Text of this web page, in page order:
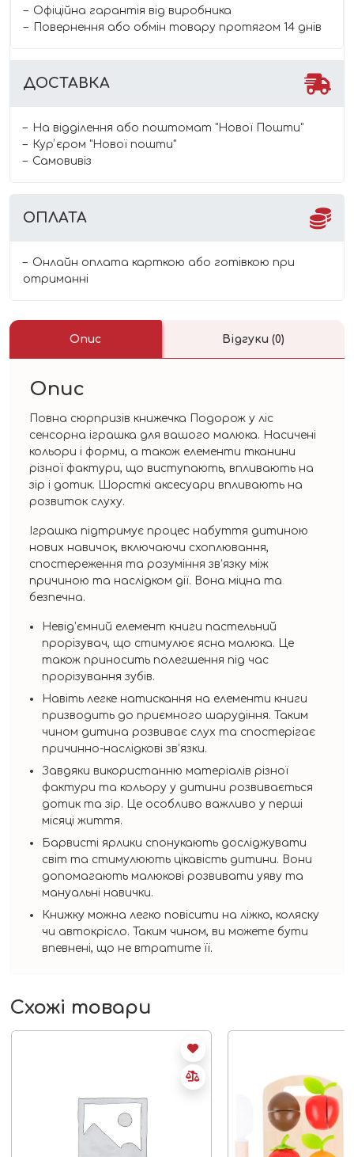
Офіційна гарантія від виробника
Повернення або обмін товару протягом 14 днів
ДОСТАВКА
На відділення або поштомат "Нової Пошти"
Курʼєром "Нової пошти"
Самовивіз
ОПЛАТА
Онлайн оплата карткою або готівкою при
отриманні
Опис Відгуки (0)
Опис
Повна сюрпризів книжечка Подорож у ліс
сенсорна іграшка для вашого малюка. Насичені
кольори і форми, а також елементи тканини
різної фактури, що виступають, впливають на
зір і дотик. Шорсткі аксесуари впливають на
розвиток слуху.
Іграшка підтримує процес набуття дитиною
нових навичок, включаючи схоплювання,
спостереження та розуміння зв’язку між
причиною та наслідком дії. Вона міцна та
безпечна.
Невід’ємний елемент книги пастельний
прорізувач, що стимулює ясна малюка. Це
також приносить полегшення під час
прорізування зубів.
Навіть легке натискання на елементи книги
призводить до приємного шарудіння. Таким
чином дитина розвиває слух та спостерігає
причинно-наслідкові зв’язки.
Завдяки використанню матеріалів різної
фактури та кольору у дитини розвивається
дотик та зір. Це особливо важливо у перші
місяці життя.
Барвисті ярлики спонукають досліджувати
світ та стимулюють цікавість дитини. Вони
допомагають малюкові розвивати уяву та
мануальні навички.
Книжку можна легко повісити на ліжко, коляску
чи автокрісло. Таким чином, ви можете бути
впевнені, що не втратите її.
Схожі товари